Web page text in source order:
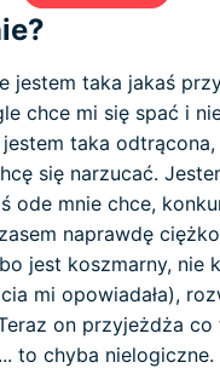
jestem taka jakaś
chce mi się spać i
taka
się narzucać.
ode mnie chce,
naprawdę
jest koszmarny, nie
mi opowiadała),
on przyjeżdża
to chyba nielogiczne.